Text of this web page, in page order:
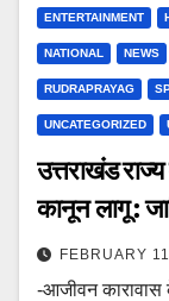
ENTERTAINMENT
NATIONAL NEWS
RUDRAPRAYAG
UNCATEGORIZED
उत्तराखंड
कानून लागू :
FEBRUARY
-आजीवन